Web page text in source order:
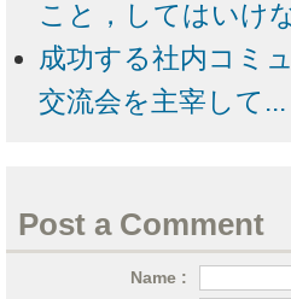
こと，してはいけ
成功する社内コミ
交流会を主宰して...
Post a Comment
Name :